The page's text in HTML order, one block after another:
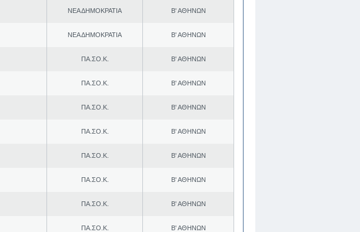
ΝΕΑ ΔΗΜΟΚΡΑΤΙΑ Β' ΑΘΗΝΩΝ
ΝΕΑ ΔΗΜΟΚΡΑΤΙΑ Β' ΑΘΗΝΩΝ
ΠΑ.ΣΟ.Κ. Β' ΑΘΗΝΩΝ
ΠΑ.ΣΟ.Κ. Β' ΑΘΗΝΩΝ
ΠΑ.ΣΟ.Κ. Β' ΑΘΗΝΩΝ
ΠΑ.ΣΟ.Κ. Β' ΑΘΗΝΩΝ
ΠΑ.ΣΟ.Κ. Β' ΑΘΗΝΩΝ
ΠΑ.ΣΟ.Κ. Β' ΑΘΗΝΩΝ
ΠΑ.ΣΟ.Κ. Β' ΑΘΗΝΩΝ
ΠΑ.ΣΟ.Κ. Β' ΑΘΗΝΩΝ